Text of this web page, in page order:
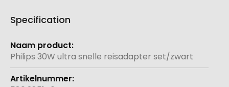
Specification
Meer
informatie
Philips 30W ultra snelle reisadapter set/zwart